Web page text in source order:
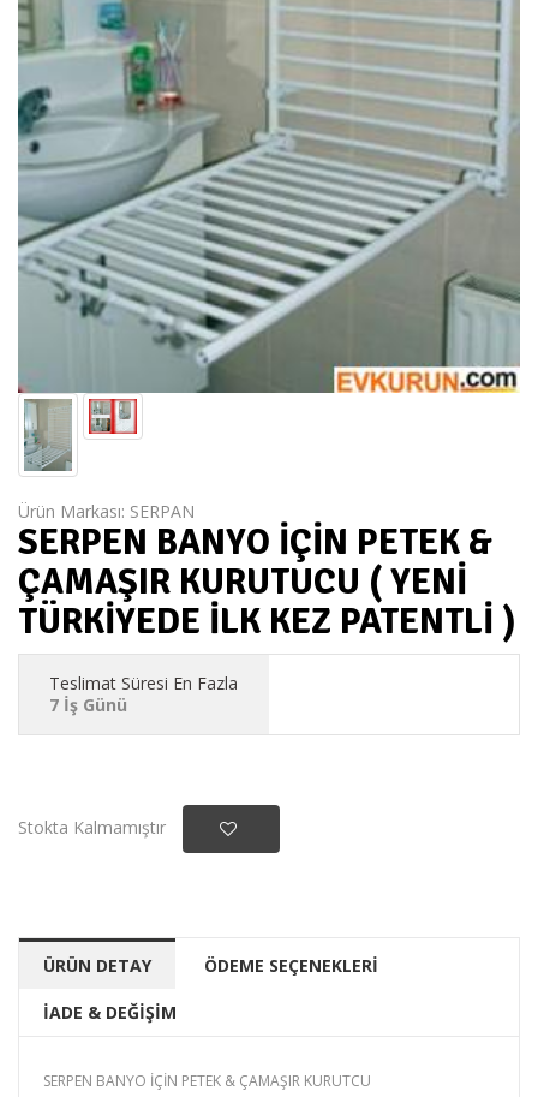
Ürün Markası: SERPAN
SERPEN BANYO İÇİN PETEK &
ÇAMAŞIR KURUTUCU ( YENİ
TÜRKİYEDE İLK KEZ PATENTLİ )
Teslimat Süresi En Fazla
7 İş Günü
Stokta Kalmamıştır
ÜRÜN DETAY ÖDEME SEÇENEKLERİ
İADE & DEĞİŞİM
SERPEN BANYO İÇİN PETEK & ÇAMAŞIR KURUTCU